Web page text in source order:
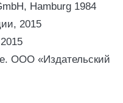
Hamburg 1984
2015
ООО «Издательский